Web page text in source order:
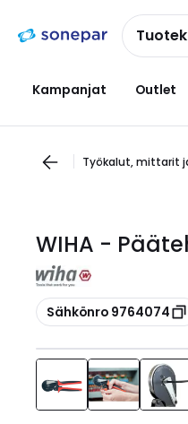
navigointiinsisältöön
Kampanjat Outlet
Työkalut, mittarit
WIHA -
Kopioi
Sähkönro 9764074